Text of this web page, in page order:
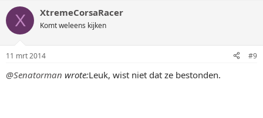
X XtremeCorsaRacer
Komt weleens kijken
11 mrt 2014 #9
@Senatorman wrote:Leuk, wist niet dat ze bestonden.